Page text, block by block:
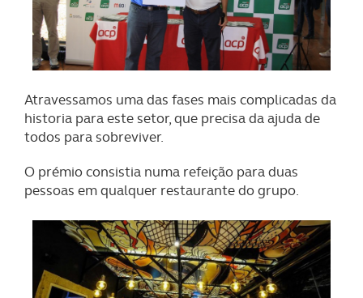
Atravessamos uma das fases mais complicadas da
historia para este setor, que precisa da ajuda de
todos para sobreviver.
O prémio consistia numa refeição para duas
pessoas em qualquer restaurante do grupo.